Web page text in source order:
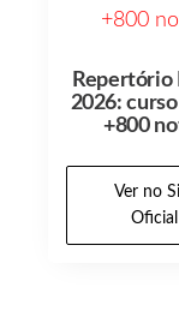
Repertório
2026:
+800
Ver no
Oficial